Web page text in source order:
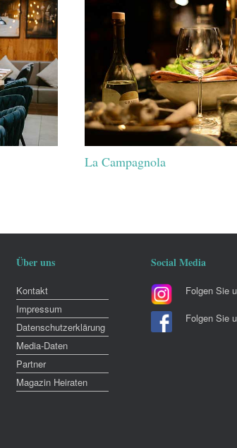
La Campagnola
Über uns
Kontakt
Impressum
Datenschutzerklärung
Media-Daten
Partner
Magazin Heiraten
Social Media
Folgen Sie
Folgen Sie